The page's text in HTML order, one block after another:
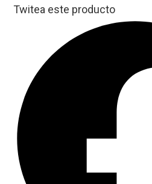
Twitea este producto